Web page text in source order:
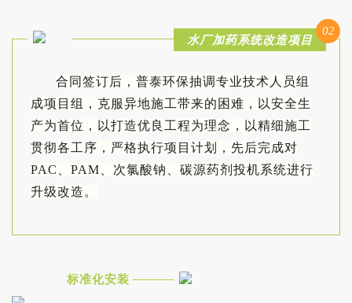
水厂加药系统改造项目
02
合同签订后，普泰环保抽调专业技术人员组
成项目组，克服异地施工带来的困难，以安全生
产为首位，以打造优良工程为理念，以精细施工
贯彻各工序，严格执行项目计划，先后完成对
PAC、PAM、次氯酸钠、碳源药剂投机系统进行
升级改造。
标准化安装